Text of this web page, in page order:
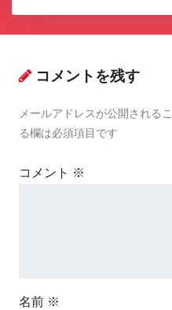
コメントを残す
メールアドレスが公開される
る欄は必須項目です
コメント ※
名前 ※